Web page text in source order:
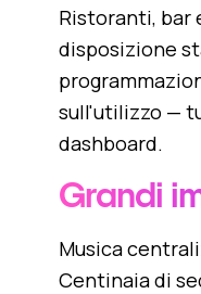
Ristoranti, bar
disposizione
sull'utilizzo —
dashboard.
Grandi
Musica
Centinaia di